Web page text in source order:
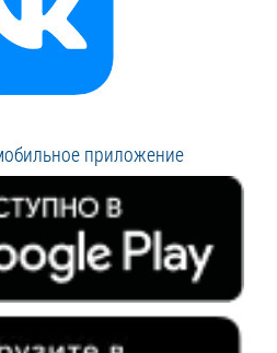
приложение